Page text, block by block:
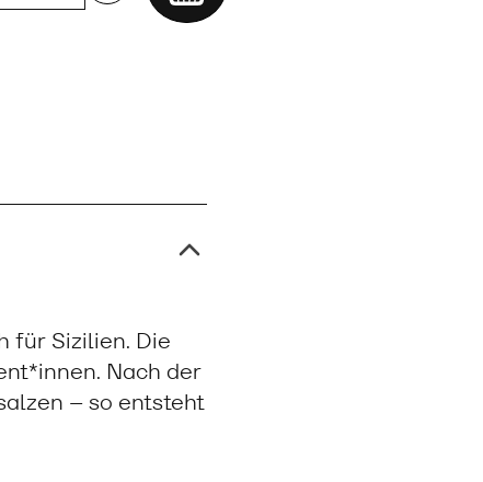
Add
für Sizilien. Die
Nach der
– so entsteht